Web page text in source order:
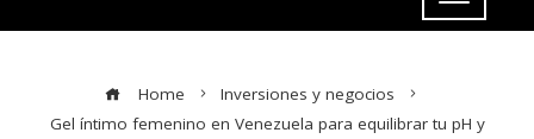
Home
Inversiones y negocios
Gel íntimo femenino en Venezuela para equilibrar tu pH y